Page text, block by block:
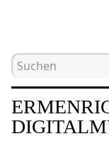
Hauptseite